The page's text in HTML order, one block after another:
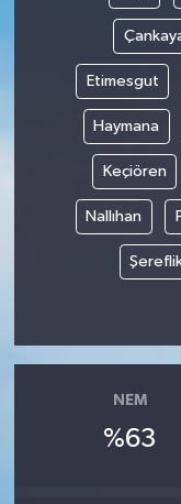
Etimesgut
Haymana
Keçiören
Nallıhan
NEM
%63